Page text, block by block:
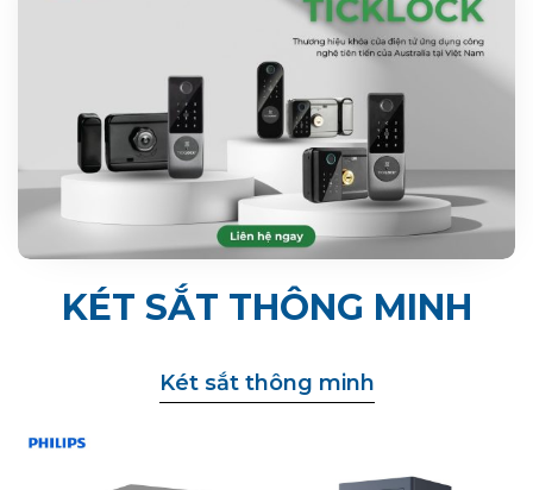
KÉT SẮT THÔNG MINH
Két sắt thông minh